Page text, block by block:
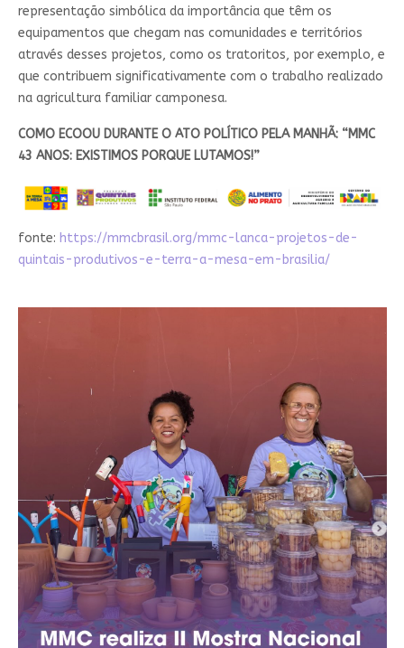
representação simbólica da importância que têm os
equipamentos que chegam nas comunidades e territórios
através desses projetos, como os tratoritos, por exemplo, e
que contribuem significativamente com o trabalho realizado
na agricultura familiar camponesa.
COMO ECOOU DURANTE O ATO POLÍTICO PELA MANHÃ: “MMC
43 ANOS: EXISTIMOS PORQUE LUTAMOS!”
fonte: https://mmcbrasil.org/mmc-lanca-projetos-de-
quintais-produtivos-e-terra-a-mesa-em-brasilia/